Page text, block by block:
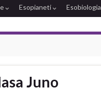
Esopianeti Esobiologia
Juno